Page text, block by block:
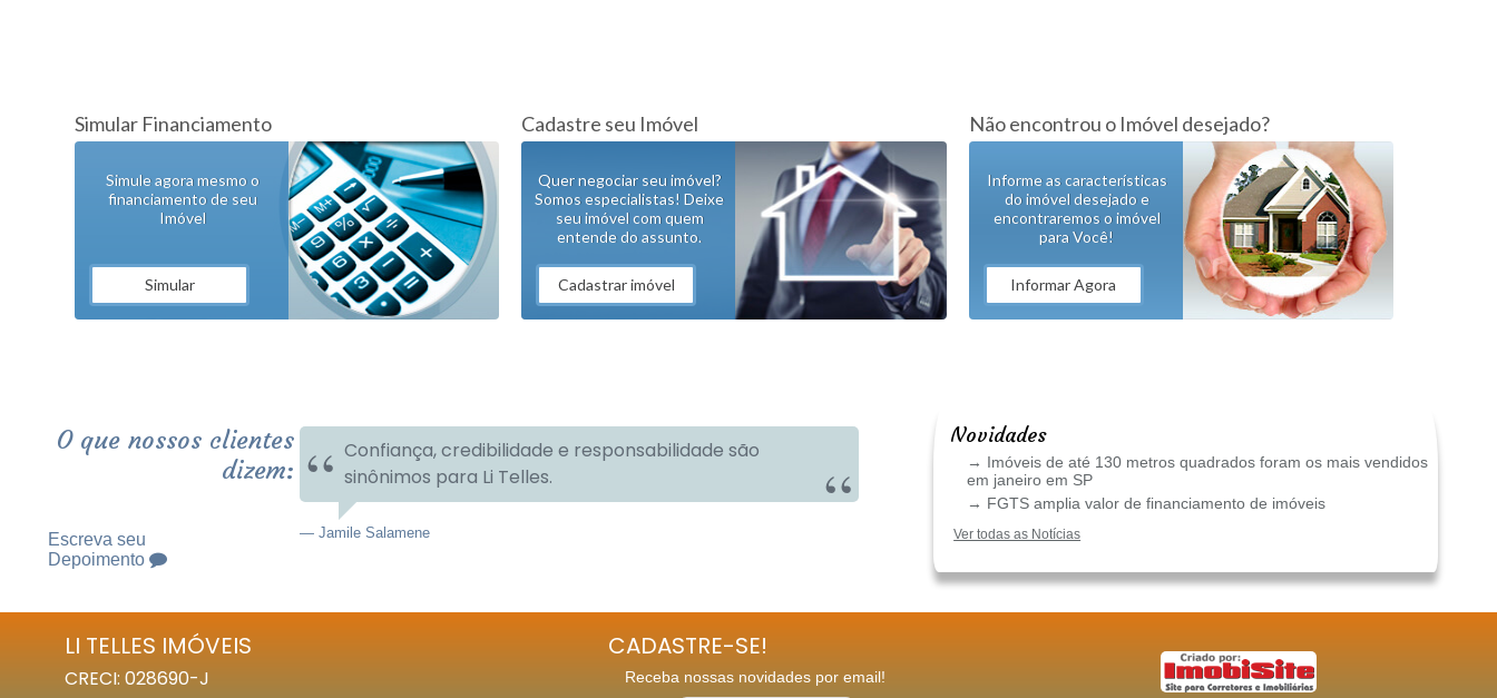
Simular Financiamento
Simule agora mesmo o
financiamento de seu
Imóvel
Simular
Cadastre seu Imóvel
Quer negociar seu imóvel?
Somos especialistas! Deixe
seu imóvel com quem
entende do assunto.
Cadastrar imóvel
Não encontrou o Imóvel desejado?
Informe as características
do imóvel desejado e
encontraremos o imóvel
para Você!
Informar Agora
O que nossos clientes
dizem:
Escreva seu
Depoimento
Confiança, credibilidade e responsabilidade são
sinônimos para Li Telles.
Jamile Salamene
Novidades
→ Imóveis de até 130 metros quadrados foram os mais vendidos
em janeiro em SP
→ FGTS amplia valor de financiamento de imóveis
Ver todas as Notícias
LI TELLES IMÓVEIS
CRECI: 028690-J
CADASTRE-SE!
Receba nossas novidades por email!